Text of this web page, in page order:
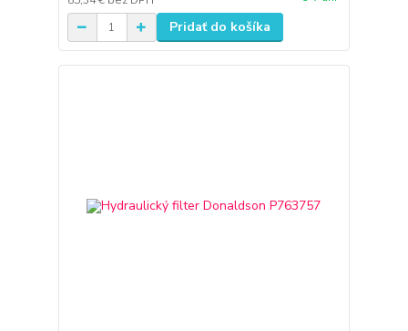
Pridať do košíka